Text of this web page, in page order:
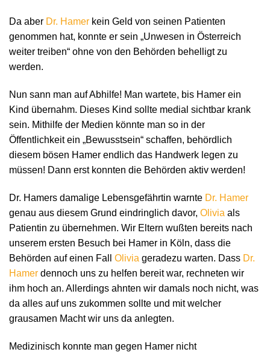
Da aber Dr. Hamer kein Geld von seinen Patienten
genommen hat, konnte er sein „Unwesen in Österreich
weiter treiben“ ohne von den Behörden behelligt zu
werden.
Nun sann man auf Abhilfe! Man wartete, bis Hamer ein
Kind übernahm. Dieses Kind sollte medial sichtbar krank
sein. Mithilfe der Medien könnte man so in der
Öffentlichkeit ein „Bewusstsein“ schaffen, behördlich
diesem bösen Hamer endlich das Handwerk legen zu
müssen! Dann erst konnten die Behörden aktiv werden!
Dr. Hamers damalige Lebensgefährtin warnte Dr. Hamer
genau aus diesem Grund eindringlich davor, Olivia als
Patientin zu übernehmen. Wir Eltern wußten bereits nach
unserem ersten Besuch bei Hamer in Köln, dass die
Behörden auf einen Fall Olivia geradezu warten. Dass Dr.
Hamer dennoch uns zu helfen bereit war, rechneten wir
ihm hoch an. Allerdings ahnten wir damals noch nicht, was
da alles auf uns zukommen sollte und mit welcher
grausamen Macht wir uns da anlegten.
Medizinisch konnte man gegen Hamer nicht